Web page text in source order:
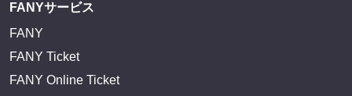
FANYサービス
FANY
FANY Ticket
FANY Online Ticket